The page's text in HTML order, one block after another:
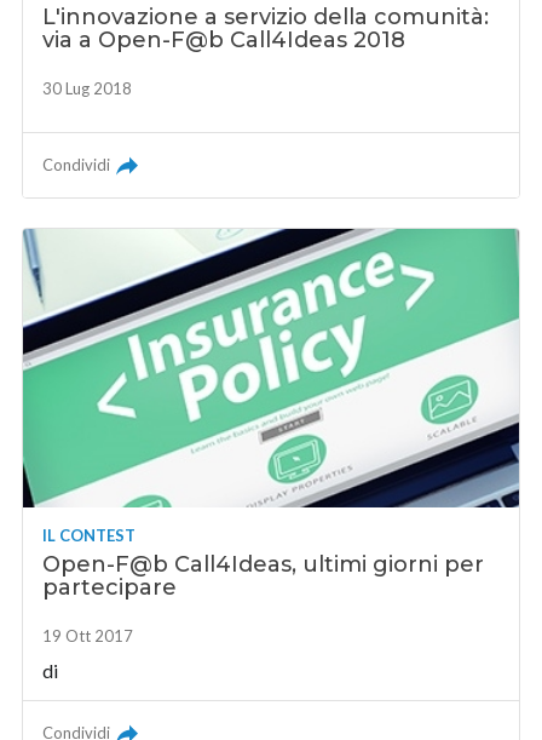
L'innovazione a servizio della comunità:
via a Open-F@b Call4Ideas 2018
30 Lug 2018
Condividi
IL CONTEST
Open-F@b Call4Ideas, ultimi giorni per
partecipare
19 Ott 2017
di
Condividi